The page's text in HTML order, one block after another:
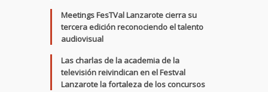
Meetings FesTVal Lanzarote cierra su
tercera edición reconociendo el talento
audiovisual
Las charlas de la academia de la
televisión reivindican en el Festval
Lanzarote la fortaleza de los concursos